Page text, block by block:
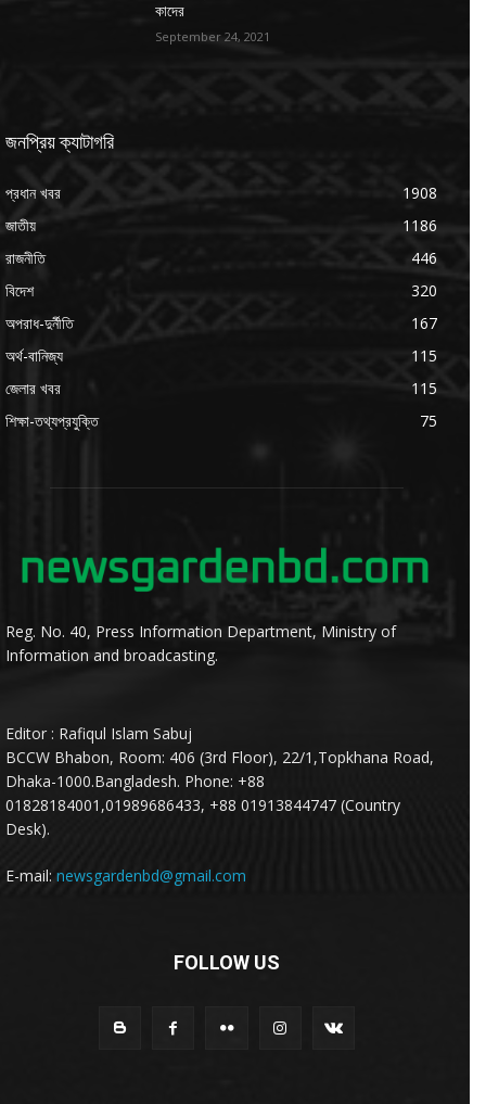
কাদের
September 24, 2021
জনপ্রিয় ক্যাটাগরি
প্রধান খবর
1908
জাতীয়
1186
রাজনীতি
446
বিদেশ
320
অপরাধ-দুর্নীতি
167
অর্থ-বানিজ্য
115
জেলার খবর
115
শিক্ষা-তথ্যপ্রযুক্তি
75
Reg. No. 40, Press Information Department, Ministry of
Information and broadcasting.
Editor : Rafiqul Islam Sabuj
BCCW Bhabon, Room: 406 (3rd Floor), 22/1,Topkhana Road,
Dhaka-1000.Bangladesh. Phone: +88
01828184001,01989686433, +88 01913844747 (Country
Desk).
E-mail: newsgardenbd@gmail.com
FOLLOW US